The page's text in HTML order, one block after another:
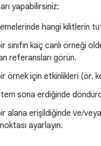
yapabilirsiniz:
hangi kilitlerin
sınıfın kaç canlı örneği
referansları görün.
örnek için etkinlikleri (ör.
sona erdiğinde
alana erişildiğinde ve/
ayarlayın.